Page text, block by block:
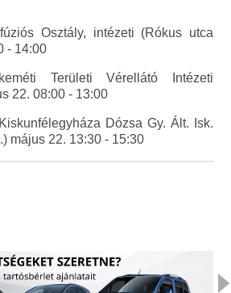
Osztály, intézeti (Rókus utca
- 14:00
Területi Vérellátó Intézeti
22. 08:00 - 13:00
Dózsa Gy. Ált. Isk.
május 22. 13:30 - 15:30